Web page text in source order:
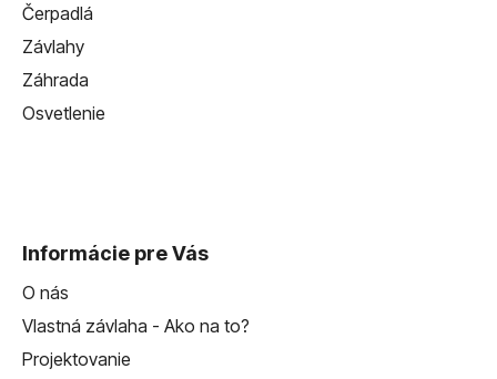
Čerpadlá
Závlahy
Záhrada
Osvetlenie
Informácie pre Vás
O nás
Vlastná závlaha - Ako na to?
Projektovanie